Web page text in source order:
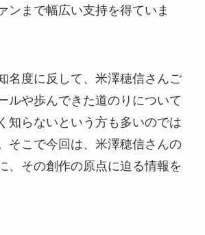
ンまで幅広い支持を得ていま
名度に反して、米澤穂信さんご
ルや歩んできた道のりについて
知らないという方も多いのでは
そこで今回は、米澤穂信さんの
、その創作の原点に迫る情報を